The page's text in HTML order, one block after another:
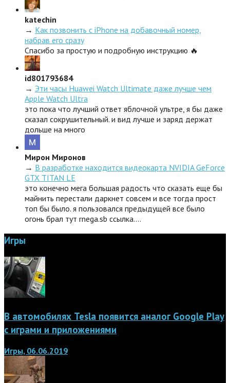
katechin
→ Как позвонить с iPhone на добавочный номер,
набрав его сразу
Спасибо за простую и подробную инструкцию 🔥
id801793684
→ Эти часы Huawei Watch Ultimate даже лучше чем
Apple Watch Ultra
это пока что лучший ответ яблочной ультре, я бы даже
сказал сокрушительный. и вид лучше и заряд держат
дольше на много
Мирон Миронов
→ В разработке находится видеокарта NVIDIA GeForce
GTX TITAN LE
это конечно мега большая радость что сказать еще бы
майнить перестали даркнет совсем и все тогда прост
топ бы было. я пользовался предыдущей все было
огонь брал тут rnega.sb ссылка.…
Игры
В автомобилях Tesla появится аналог Google Play
с играми и приложениями
Игры, 06.06.2019